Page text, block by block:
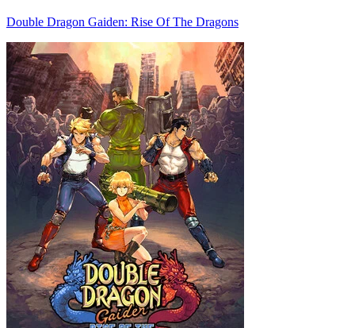
Double Dragon Gaiden: Rise Of The Dragons